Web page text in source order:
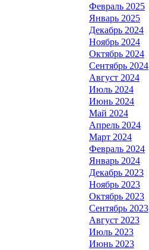
Февраль 2025
Январь 2025
Декабрь 2024
Ноябрь 2024
Октябрь 2024
Сентябрь 2024
Август 2024
Июль 2024
Июнь 2024
Май 2024
Апрель 2024
Март 2024
Февраль 2024
Январь 2024
Декабрь 2023
Ноябрь 2023
Октябрь 2023
Сентябрь 2023
Август 2023
Июль 2023
Июнь 2023